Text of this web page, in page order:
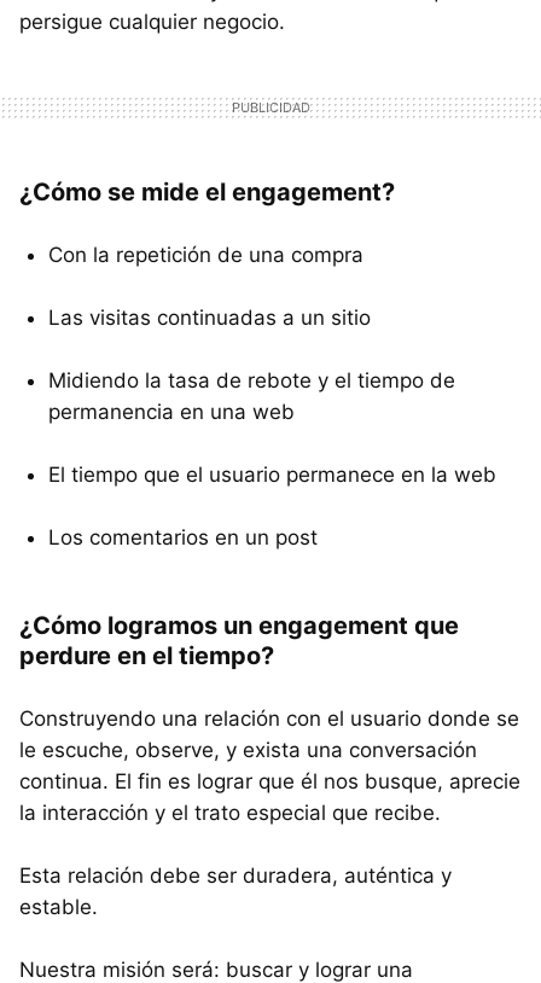
persigue cualquier negocio.
¿Cómo se mide el engagement?
Con la repetición de una compra
Las visitas continuadas a un sitio
Midiendo la tasa de rebote y el tiempo de
permanencia en una web
El tiempo que el usuario permanece en la web
Los comentarios en un post
¿Cómo logramos un engagement que
perdure en el tiempo?
Construyendo una relación con el usuario donde se
le escuche, observe, y exista una conversación
continua. El fin es lograr que él nos busque, aprecie
la interacción y el trato especial que recibe.
Esta relación debe ser duradera, auténtica y
estable.
Nuestra misión será: buscar y lograr una